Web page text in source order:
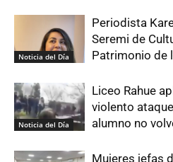
Noticia del Día
Periodista
Seremi de
Patrimonio de
Noticia del Día
Liceo Rahue
violento
alumno no
Mujeres jefas